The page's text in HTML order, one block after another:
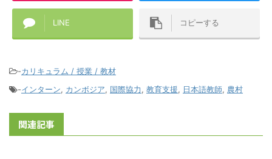
LINE コピーする
-カリキュラム / 授業 / 教材
-インターン, カンボジア, 国際協力, 教育支援, 日本語教師, 農村
関連記事